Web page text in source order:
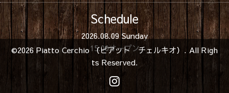
Schedule
2026.08.09 Sunday
15:00オープン
©2026Piatto Cerchio （ピアット チェルキオ） . All Righ
ts Reserved.